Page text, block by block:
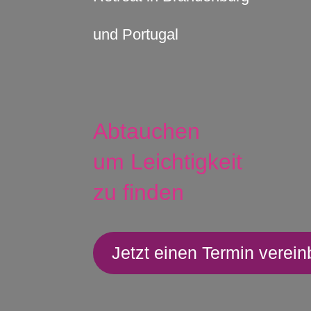
und Portugal
Abtauchen
um Leichtigkeit
zu finden
Jetzt einen Termin